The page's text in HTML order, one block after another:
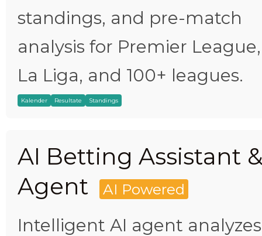
standings, and pre-match
analysis for Premier League,
La Liga, and 100+ leagues.
Kalender Resultate Standings
AI Betting Assistant
Agent
AI Powered
Intelligent AI agent analyzes